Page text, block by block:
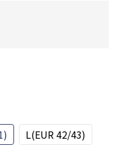
L(EUR 42/43)